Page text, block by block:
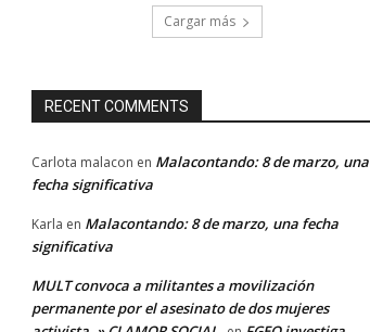
Cargar más
RECENT COMMENTS
Carlota malacon en Malacontando: 8 de marzo, una
fecha significativa
Karla en Malacontando: 8 de marzo, una fecha
significativa
MULT convoca a militantes a movilización
permanente por el asesinato de dos mujeres